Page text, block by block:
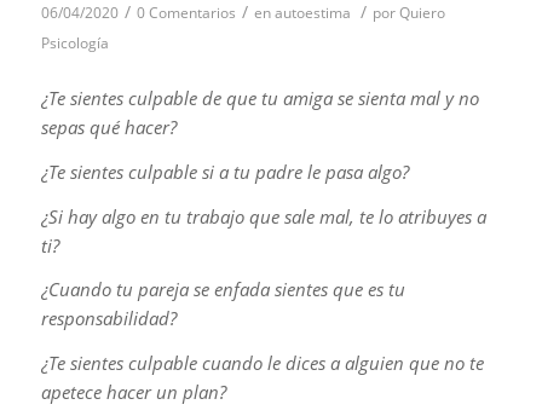
06/04/2020 / 0 Comentarios / enautoestima / porQuiero
Psicología
¿Te sientes culpable de que tu amiga se sienta mal y no
sepas qué hacer?
¿Te sientes culpable si a tu padre le pasa algo?
¿Si hay algo en tu trabajo que sale mal, te lo atribuyes a
ti?
¿Cuando tu pareja se enfada sientes que es tu
responsabilidad?
¿Te sientes culpable cuando le dices a alguien que no te
apetece hacer un plan?